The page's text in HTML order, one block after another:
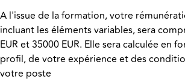
A l'issue de la formation, votre
incluant les éléments variables, sera
EUR et 35000 EUR. Elle sera calculée en
profil, de votre expérience et des
votre poste